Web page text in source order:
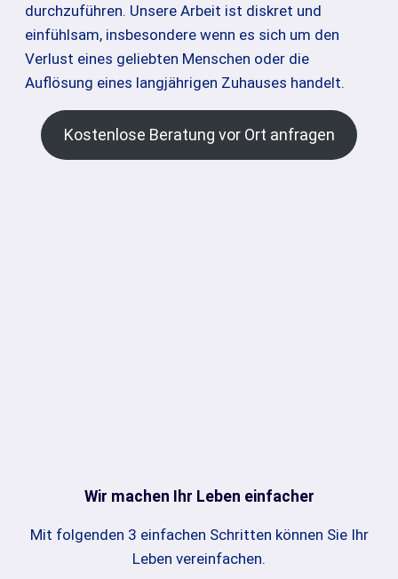
durchzuführen. Unsere Arbeit ist diskret und
einfühlsam, insbesondere wenn es sich um den
Verlust eines geliebten Menschen oder die
Auflösung eines langjährigen Zuhauses handelt.
Kostenlose Beratung vor Ort anfragen
Wir machen Ihr Leben einfacher
Mit folgenden 3 einfachen Schritten können Sie Ihr
Leben vereinfachen.